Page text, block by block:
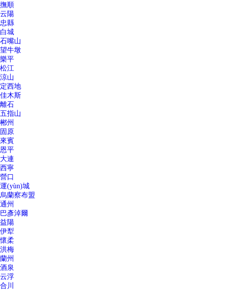
撫順
云陽
忠縣
白城
石嘴山
望牛墩
樂平
松江
涼山
定西地
佳木斯
離石
五指山
郴州
固原
來賓
恩平
大連
西寧
營口
運(yùn)城
烏蘭察布盟
通州
巴彥淖爾
益陽
伊犁
懷柔
洪梅
蘭州
酒泉
云浮
合川